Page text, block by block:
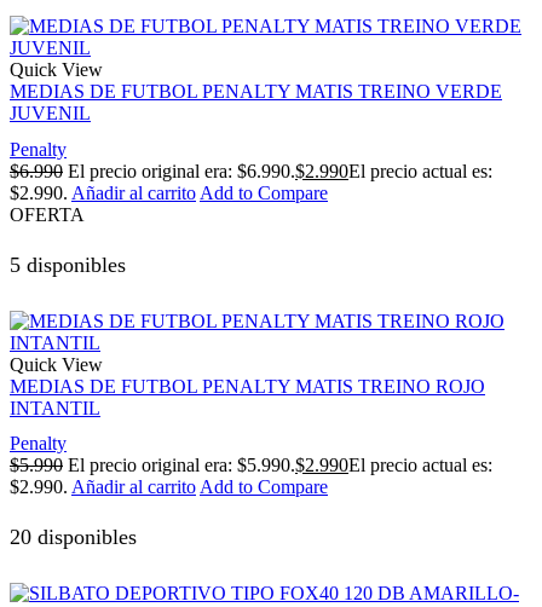
Quick View
MEDIAS DE FUTBOL PENALTY MATIS TREINO VERDE
JUVENIL
Penalty
$6.990 El precio original era: $6.990.$2.990El precio actual es:
$2.990. Añadir al carrito Add to Compare
OFERTA
5 disponibles
Quick View
MEDIAS DE FUTBOL PENALTY MATIS TREINO ROJO
INTANTIL
Penalty
$5.990 El precio original era: $5.990.$2.990El precio actual es:
$2.990. Añadir al carrito Add to Compare
20 disponibles